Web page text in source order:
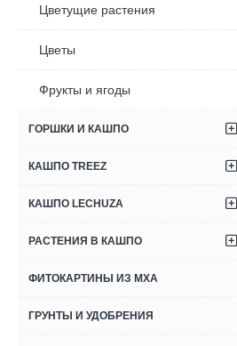
Цветущие растения
Цветы
Фрукты и ягоды
ГОРШКИ И КАШПО
КАШПО TREEZ
КАШПО LECHUZA
РАСТЕНИЯ В КАШПО
ФИТОКАРТИНЫ ИЗ МХА
ГРУНТЫ И УДОБРЕНИЯ